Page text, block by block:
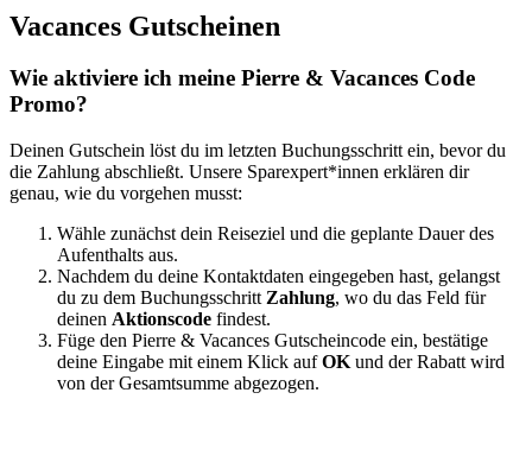
Vacances Gutscheinen
Wie aktiviere ich meine Pierre & Vacances Code
Promo?
Deinen Gutschein löst du im letzten Buchungsschritt ein, bevor du
die Zahlung abschließt. Unsere Sparexpert*innen erklären dir
genau, wie du vorgehen musst:
Wähle zunächst dein Reiseziel und die geplante Dauer des
Aufenthalts aus.
Nachdem du deine Kontaktdaten eingegeben hast, gelangst
du zu dem Buchungsschritt Zahlung, wo du das Feld für
deinen Aktionscode findest.
Füge den Pierre & Vacances Gutscheincode ein, bestätige
deine Eingabe mit einem Klick aufOK und der Rabatt wird
von der Gesamtsumme abgezogen.